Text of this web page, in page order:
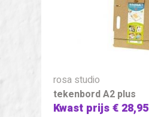
rosa studio
tekenbord A2 plus
Kwast prijs€ 28,95